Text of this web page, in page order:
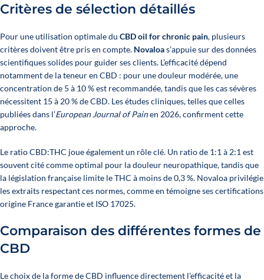
Critères de sélection détaillés
Pour une utilisation optimale du CBD oil for chronic pain, plusieurs
critères doivent être pris en compte. Novaloas’appuie sur des données
scientifiques solides pour guider ses clients. L’efficacité dépend
notamment de la teneur en CBD : pour une douleur modérée, une
concentration de 5 à 10 % est recommandée, tandis que les cas sévères
nécessitent 15 à 20 % de CBD. Les études cliniques, telles que celles
publiées dans l’European Journal of Painen 2026, confirment cette
approche.
Le ratio CBD:THC joue également un rôle clé. Un ratio de 1:1 à 2:1 est
souvent cité comme optimal pour la douleur neuropathique, tandis que
la législation française limite le THC à moins de 0,3 %. Novaloa privilégie
les extraits respectant ces normes, comme en témoigne ses certifications
origine France garantieet ISO 17025.
Comparaison des différentes formes de
CBD
Le choix de la forme de CBD influence directement l’efficacité et la